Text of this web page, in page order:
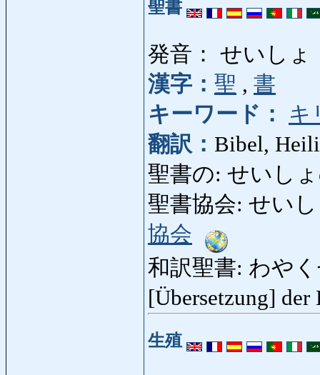
聖書
発音： せいしょ
漢字： 聖 , 書
キーワード：
キ
翻訳： Bibel,
聖書の: せいし
聖書協会: せい
協会
和訳聖書: わやく
[Übersetzung]
生殖